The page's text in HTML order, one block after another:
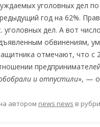
уголовных дел
год на 62%.
уголовных дел. А вот
обвинениям,
отмечают, что с
и отпустили», —
автором news news в